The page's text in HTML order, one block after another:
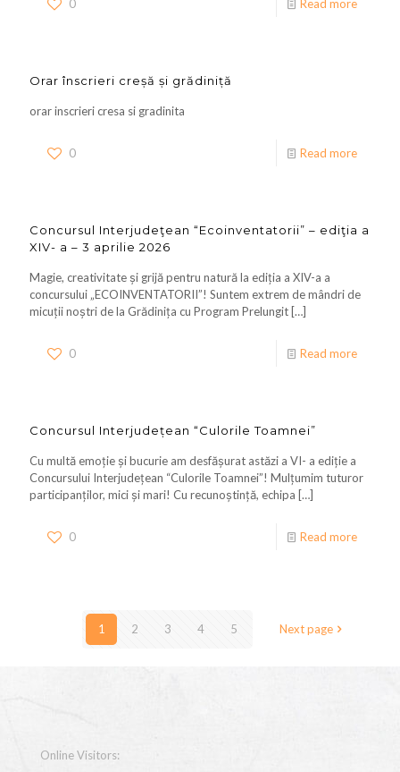
0 Read more
Orar înscrieri creșă și grădiniță
orar inscrieri cresa si gradinita
0 Read more
Concursul Interjudeţean “Ecoinventatorii” – ediţia a
XIV- a – 3 aprilie 2026
Magie, creativitate și grijă pentru natură la ediția a XIV-a a
concursului „ECOINVENTATORII”! Suntem extrem de mândri de
micuții noștri de la Grădinița cu Program Prelungit […]
0 Read more
Concursul Interjudețean “Culorile Toamnei”
Cu multă emoție și bucurie am desfășurat astăzi a VI- a ediție a
Concursului Interjudețean “Culorile Toamnei”! Mulțumim tuturor
participanților, mici și mari! Cu recunoștință, echipa […]
0 Read more
1 2 3 4 5 Next page
Online Visitors: